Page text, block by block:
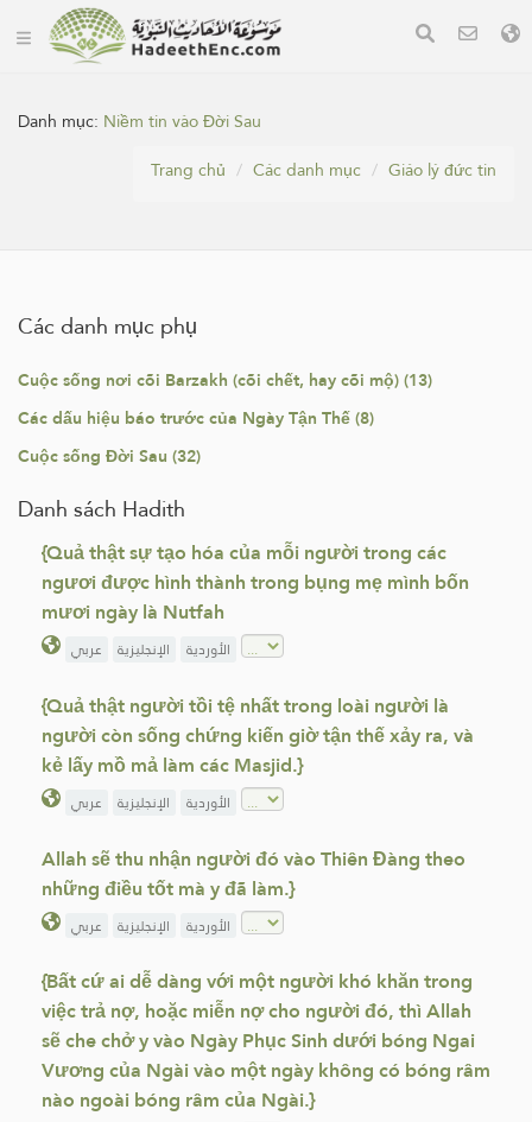
Danh mục: Niềm tin vào Đời Sau
Trang chủ
Các danh mục Giáo lý đức tin
Các danh mục phụ
Cuộc sống nơi cõi Barzakh (cõi chết, hay cõi mộ) (13)
Các dấu hiệu báo trước của Ngày Tận Thế (8)
Cuộc sống Đời Sau (32)
Danh sách Hadith
{Quả thật sự tạo hóa của mỗi người trong các
ngươi được hình thành trong bụng mẹ mình bốn
mươi ngày là Nutfah
عربي الإنجليزية الأوردية
{Quả thật người tồi tệ nhất trong loài người là
người còn sống chứng kiến giờ tận thế xảy ra, và
kẻ lấy mồ mả làm các Masjid.}
عربي الإنجليزية الأوردية
Allah sẽ thu nhận người đó vào Thiên Đàng theo
những điều tốt mà y đã làm.}
عربي الإنجليزية الأوردية
{Bất cứ ai dễ dàng với một người khó khăn trong
việc trả nợ, hoặc miễn nợ cho người đó, thì Allah
sẽ che chở y vào Ngày Phục Sinh dưới bóng Ngai
Vương của Ngài vào một ngày không có bóng râm
nào ngoài bóng râm của Ngài.}